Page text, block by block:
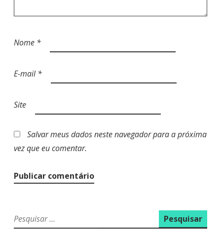
Nome *
E-mail*
Site
Salvar meus dados neste navegador para a próxima
vez que eu comentar.
P
e